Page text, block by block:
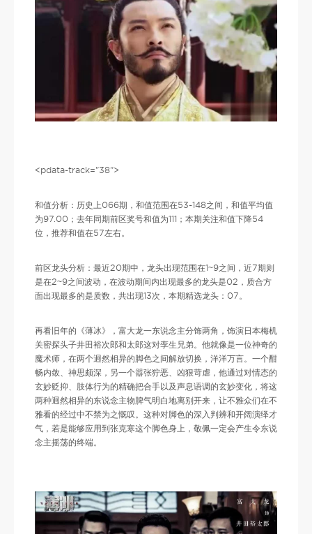
<pdata-track="38">
和值分析：历史上066期，和值范围在53-148之间，和值平均值
为97.00；去年同期前区奖号和值为111；本期关注和值下降54
位，推荐和值在57左右。
前区龙头分析：最近20期中，龙头出现范围在1~9之间，近7期则
是在2~9之间波动，在波动期间内出现最多的龙头是02，质合方
面出现最多的是质数，共出现13次，本期精选龙头：07。
再看旧年的《薄冰》，富大龙一东说念主分饰两角，饰演日本梅机
关密探头子井田裕次郎和太郎这对孪生兄弟。他就像是一位神奇的
魔术师，在两个迥然相异的脚色之间解放切换，洋洋万言。一个酣
畅内敛、神思颇深，另一个嚣张狞恶、凶狠苛虐，他通过对情态的
玄妙贬抑、肢体行为的精确把合手以及声息语调的玄妙变化，将这
两种迥然相异的东说念主物脾气明白地离别开来，让不雅众们在不
雅看的经过中不禁为之慨叹。这种对脚色的深入判辨和开阔演绎才
气，若是能够应用到张克寒这个脚色身上，敬佩一定会产生令东说
念主摇荡的终端。